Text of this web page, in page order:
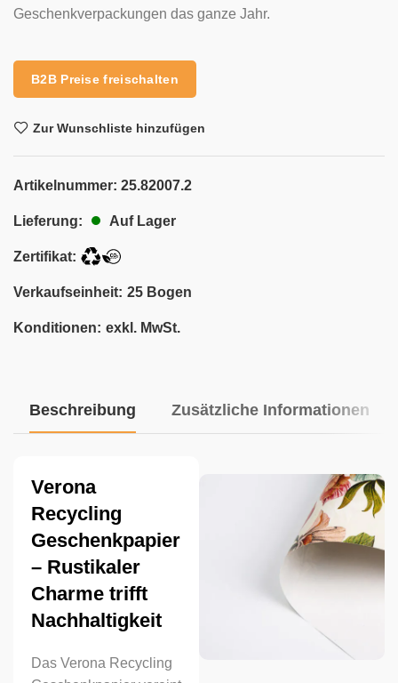
Geschenkverpackungen das ganze Jahr.
B2B Preise freischalten
Zur Wunschliste hinzufügen
Artikelnummer: 25.82007.2
Lieferung: Auf Lager
Zertifikat:
Verkaufseinheit: 25 Bogen
Konditionen: exkl. MwSt.
Beschreibung Zusätzliche Informationen
Verona
Recycling
Geschenkpapier
– Rustikaler
Charme trifft
Nachhaltigkeit
Das Verona Recycling